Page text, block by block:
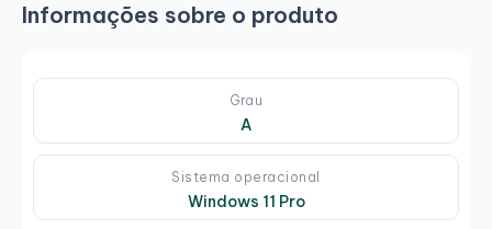
Informações sobre o produto
Grau
A
Sistema operacional
Windows 11 Pro